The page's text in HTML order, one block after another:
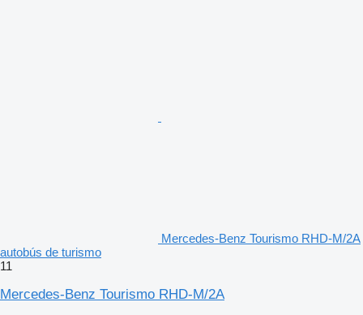
Mercedes-Benz Tourismo RHD-M/2A
autobús de turismo
11
Mercedes-Benz Tourismo RHD-M/2A